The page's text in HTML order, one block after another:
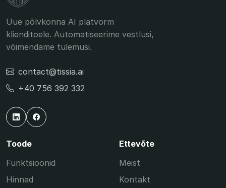
Uue põlvkonna AI platvorm
klienditoele. Automatiseerime vestlusi,
võimendame tulemusi.
contact@tissia.ai
+40 756 392 332
Toode
Funktsioonid
Hinnad
Ettevõte
Meist
Kontakt